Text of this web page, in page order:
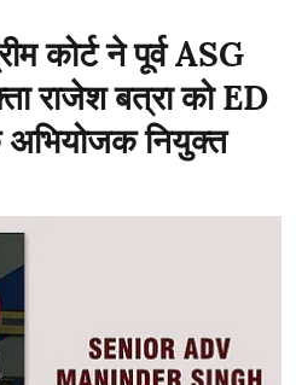
कोर्ट ने पूर्व ASG
राजेश बत्रा को ED
अभियोजक नियुक्त